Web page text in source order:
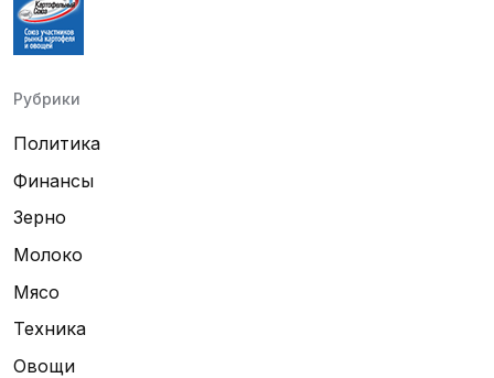
Рубрики
Политика
Финансы
Зерно
Молоко
Мясо
Техника
Овощи